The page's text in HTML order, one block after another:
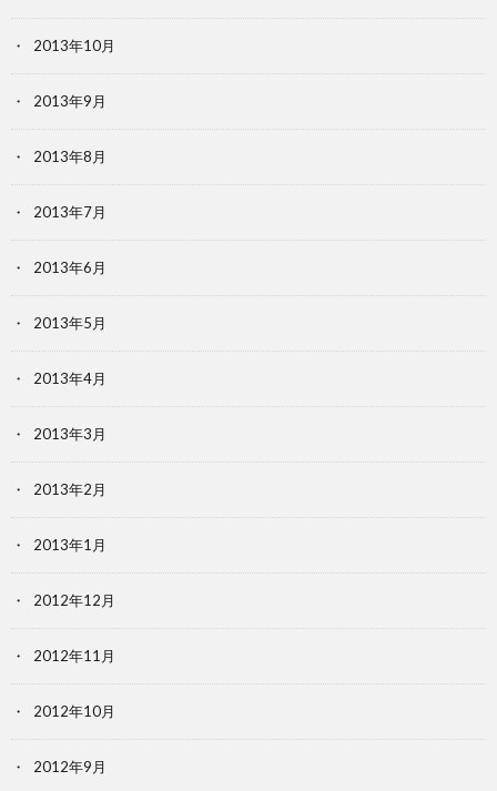
2013年10月
2013年9月
2013年8月
2013年7月
2013年6月
2013年5月
2013年4月
2013年3月
2013年2月
2013年1月
2012年12月
2012年11月
2012年10月
2012年9月